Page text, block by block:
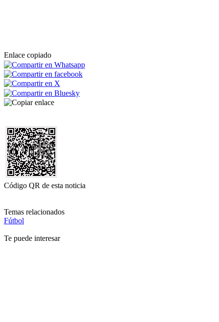
Enlace copiado
Código QR de esta noticia
Temas relacionados
Fútbol
Te puede interesar